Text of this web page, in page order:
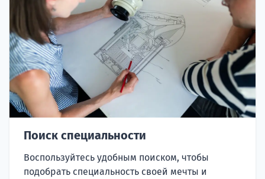
Поиск специальности
Воспользуйтесь удобным поиском, чтобы
подобрать специальность своей мечты и